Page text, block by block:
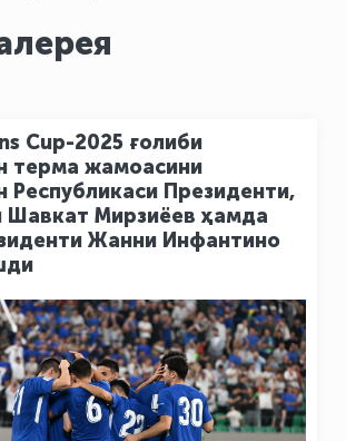
Cup-2025 ғолиби
терма жамоасини
Республикаси Президенти,
Мирзиёев ҳамда
Жанни Инфантино